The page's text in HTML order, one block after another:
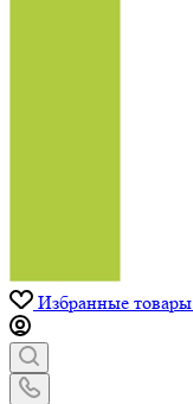
Избранные товары